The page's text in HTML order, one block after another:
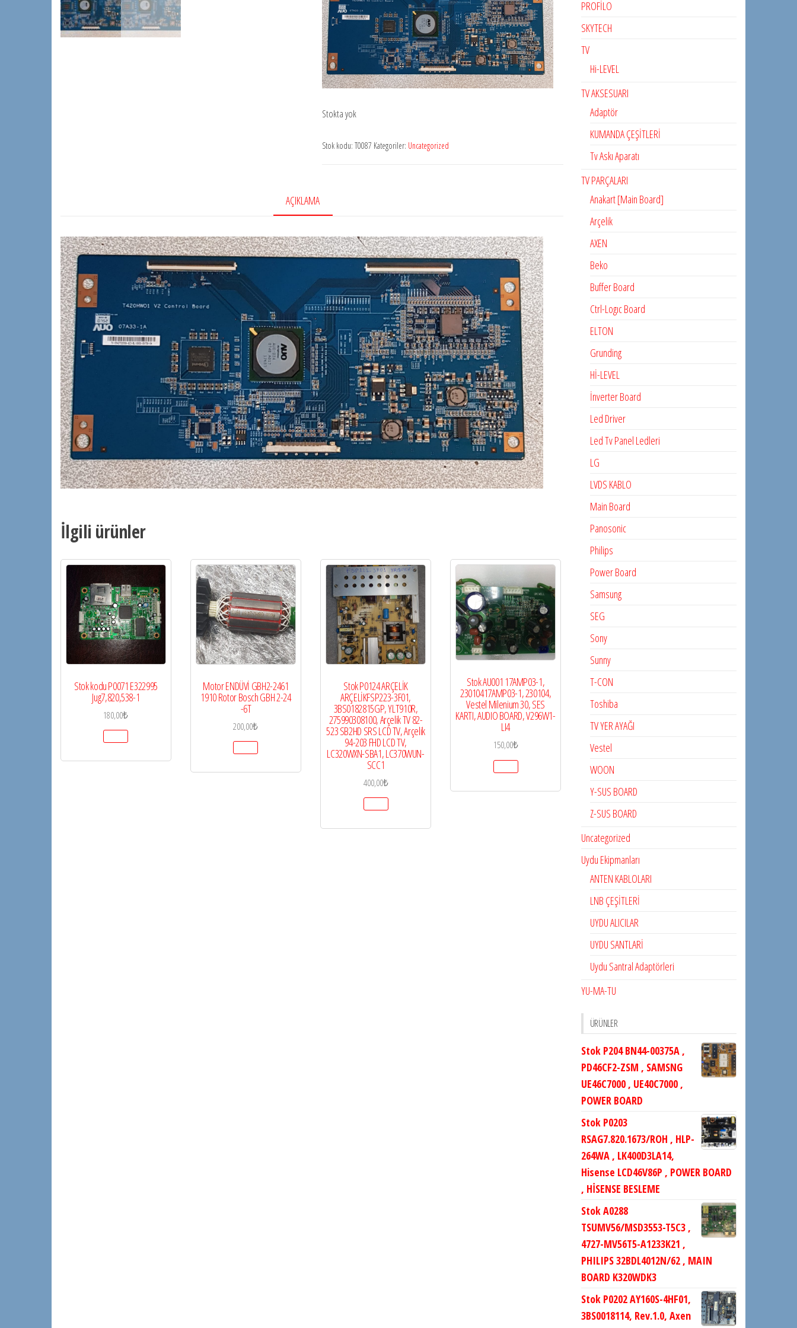
Stokta yok
Stok kodu: T0087 Kategoriler: Uncategorized
AÇIKLAMA
İlgili ürünler
Stok kodu P0071 E322995
Jug7,820,538-1
180,00₺
Motor ENDÜVİ GBH2-2461
1910 Rotor Bosch GBH 2-24
-6T
200,00₺
Stok P0124 ARÇELİK
ARÇELİKFSP223-3F01,
3BS0182815GP, YLT910R,
275990308100, Arçelik TV 82-
523 SB2HD SRS LCD TV, Arçelik
94-203 FHD LCD TV,
LC320WXN-SBA1, LC370WUN-
SCC1
400,00₺
Stok AU001 17AMP03-1,
23010417AMP03-1, 230104,
Vestel Milenium 30, SES
KARTI, AUDIO BOARD, V296W1-
LI4
150,00₺
PROFİLO
SKYTECH
TV
Hi-LEVEL
TV AKSESUARI
Adaptör
KUMANDA ÇEŞİTLERİ
Tv Askı Aparatı
TV PARÇALARI
Anakart [Main Board]
Arçelik
AXEN
Beko
Buffer Board
Ctrl-Logıc Board
ELTON
Grunding
Hİ-LEVEL
İnverter Board
Led Driver
Led Tv Panel Ledleri
LG
LVDS KABLO
Main Board
Panosonic
Philips
Power Board
Samsung
SEG
Sony
Sunny
T-CON
Toshiba
TV YER AYAĞI
Vestel
WOON
Y-SUS BOARD
Z-SUS BOARD
Uncategorized
Uydu Ekipmanları
ANTEN KABLOLARI
LNB ÇEŞİTLERİ
UYDU ALICILAR
UYDU SANTLARİ
Uydu Santral Adaptörleri
YU-MA-TU
ÜRÜNLER
Stok P204 BN44-00375A ,
PD46CF2-ZSM , SAMSNG
UE46C7000 , UE40C7000 ,
POWER BOARD
Stok P0203
RSAG7.820.1673/ROH , HLP-
264WA , LK400D3LA14,
Hisense LCD46V86P , POWER BOARD
, HİSENSE BESLEME
Stok A0288
TSUMV56/MSD3553-T5C3 ,
4727-MV56T5-A1233K21 ,
PHILIPS 32BDL4012N/62 , MAIN
BOARD K320WDK3
Stok P0202 AY160S-4HF01,
3BS0018114, Rev.1.0, Axen